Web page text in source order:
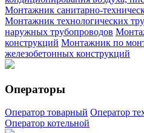
Монтажник санитарно-
Монтажник технологических
наружных трубопроводов
конструкций Монтажник по
железобетонных конструкций
Операторы
Оператор товарный Оператор
Оператор котельной